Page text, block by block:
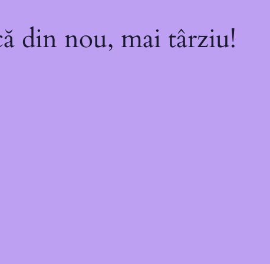
din nou, mai târziu!